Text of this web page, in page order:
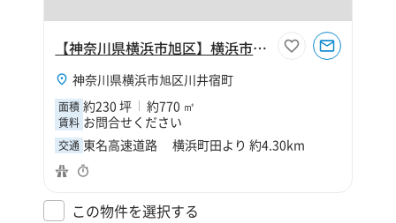
【神奈川県横浜市旭区】横浜市旭区川井宿町230坪倉庫
神奈川県横浜市旭区川井宿町
面積 約230 坪 約770 ㎡
賃料 お問合せください
交通 東名高速道路 横浜町田より 約4.30km
この物件を選択する